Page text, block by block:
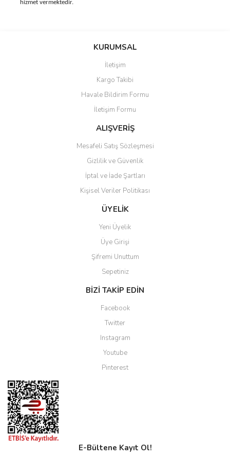
hizmet vermektedir.
Bu ürüne ilk yorumu siz yapın!
Ürün resmi kalitesiz, bozuk veya görüntülenemiyor.
Ürün açıklamasında eksik bilgiler bulunuyor.
Ürün bilgilerinde hatalar bulunuyor.
Ürün fiyatı diğer sitelerden daha pahalı.
Gönder
KURUMSAL
İletişim
Kargo Takibi
Havale Bildirim Formu
İletişim Formu
ALIŞVERİŞ
Mesafeli Satış Sözleşmesi
Gizlilik ve Güvenlik
İptal ve İade Şartları
Kişisel Veriler Politikası
ÜYELİK
Yeni Üyelik
Üye Girişi
Şifremi Unuttum
Sepetiniz
BİZİ TAKİP EDİN
Facebook
Twitter
Instagram
Youtube
Pinterest
E-Bültene Kayıt Ol!